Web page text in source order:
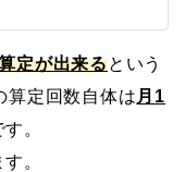
定が出来るという
算定回数自体は 月1
。
。